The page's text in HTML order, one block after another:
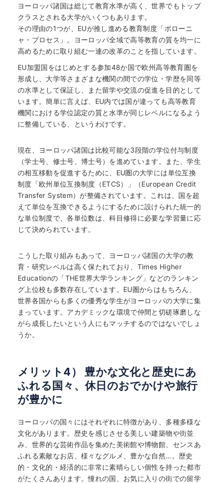
ヨーロッパ諸国は総じて教育水準が高く、世界でもトップ
クラスとされる大学がいくつもあります。
その理由の1つが、EUが推し進める教育制度「ボローニ
ャ・プロセス」。ヨーロッパ全域で高等教育の質を均一に
高めるために取り組む一連の改革のことを指しています。
EU加盟国をはじめとする参加48か国で欧州高等教育圏を
形成し、大学等さまざまな機関の間での学位・学歴を同等
の水準として保証し、また留学や交流の促進を目的として
います。簡単に言えば、EU内では国が違っても高等教育
機関における学位認定の質と水準が同じレベルになるよう
に整備している、というわけです。
現在、ヨーロッパ諸国は比較可能な3段階の学位付与制度
（学士号、修士号、博士号）を進めています。また、学生
の相互移動を促進するために、EU圏の大学には単位互換
制度「欧州単位互換制度（ETCS）」（European Credit
Transfer System）が整備されています。これは、国を超
えて単位を互換できるようにするために設けられた統一的
な単位制度で、各単位数は、科目修得に必要な学習量に応
じて決められています。
こうした取り組みもあって、ヨーロッパ諸国の大学の教
育・研究レベルは高く保たれており、Times Higher
Educationの「THE世界大学ランキング」などのランキン
グ上位校も多数存在しています。EU圏からはもちろん、
世界各国からも多くの優秀な学生がヨーロッパの大学に集
まっています。アカデミックな環境で仲間と切磋琢磨しな
がら成長したいという人にもマッチするのではないでしょ
うか。
メリット4） 豊かな文化と歴史にあ
ふれる国々、休日のおでかけや旅行
が豊かに
ヨーロッパの国々にはそれぞれに特徴があり、多種多様な
文化があります。歴史を感じさせる美しい建築物や街並
み、世界的な芸術作品を集めた美術館や博物館、センスあ
ふれる素敵なお店、様々なグルメ、豊かな自然…。歴史
的・文化的・経済的に非常に素晴らしい個性を持った都市
がたくさんあります。憧れの国、お気に入りの街での留学